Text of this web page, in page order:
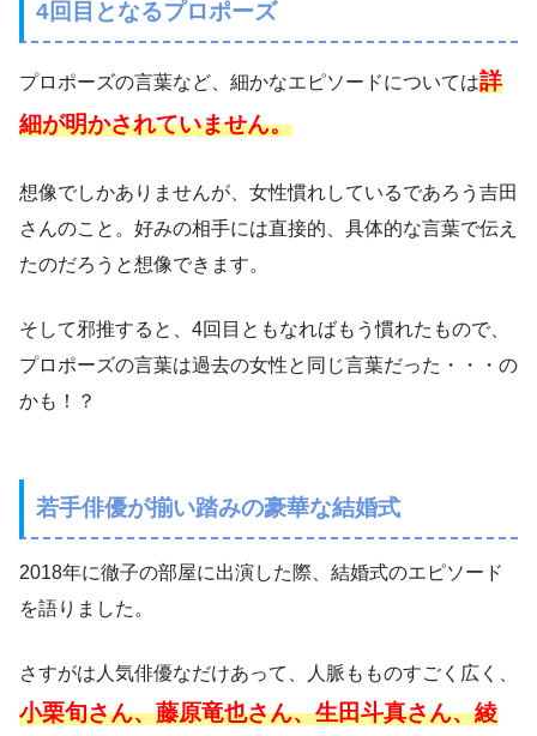
4回目となるプロポーズ
プロポーズの言葉など、細かなエピソードについては詳
細が明かされていません。
想像でしかありませんが、女性慣れしているであろう吉田
さんのこと。好みの相手には直接的、具体的な言葉で伝え
たのだろうと想像できます。
そして邪推すると、4回目ともなればもう慣れたもので、
プロポーズの言葉は過去の女性と同じ言葉だった・・・の
かも！？
若手俳優が揃い踏みの豪華な結婚式
2018年に徹子の部屋に出演した際、結婚式のエピソード
を語りました。
さすがは人気俳優なだけあって、人脈もものすごく広く、
小栗旬さん、藤原竜也さん、生田斗真さん、綾